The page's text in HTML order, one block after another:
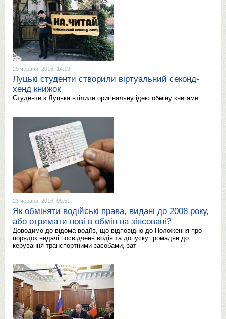
29 червня, 2016, 14:19
Луцькі студенти створили віртуальний секонд-
хенд книжок
Студенти з Луцька втілили оригінальну ідею обміну книгами.
23 червня, 2016, 09:51
Як обміняти водійські права, видані до 2008 року,
або отримати нові в обмін на зіпсовані?
Доводимо до відома водіїв, що відповідно до Положення про
порядок видачі посвідчень водія та допуску громадян до
керування транспортними засобами, зат